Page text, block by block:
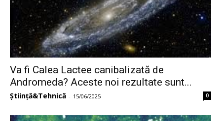
Va fi Calea Lactee canibalizată de
Andromeda? Aceste noi rezultate sunt...
Știință&Tehnică - 15/06/2025 0